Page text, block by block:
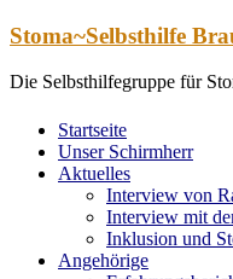
Zum
springen
Stoma~Selbsthilfe
Die Selbsthilfegruppe für
Startseite
Unser Schirmherr
Aktuelles
Interview von
Interview mit
Inklusion und
Angehörige